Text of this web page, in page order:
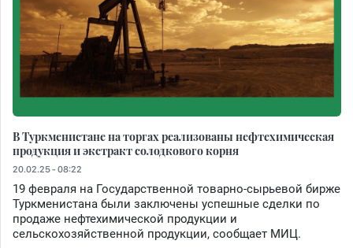
В Туркменистане на торгах реализованы нефтехимическая
продукция и экстракт солодкового корня
20.02.25 - 08:22
19 февраля на Государственной товарно-сырьевой бирже
Туркменистана были заключены успешные сделки по
продаже нефтехимической продукции и
сельскохозяйственной продукции, сообщает МИЦ.